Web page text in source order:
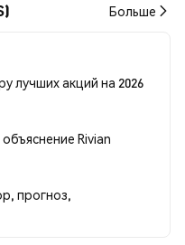
Больше
лучших акций на 2026
Rivian
прогноз,